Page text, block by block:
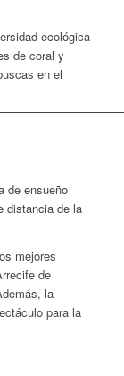
ecológica
de coral y
en el
de ensueño
distancia de la
mejores
de
la
para la